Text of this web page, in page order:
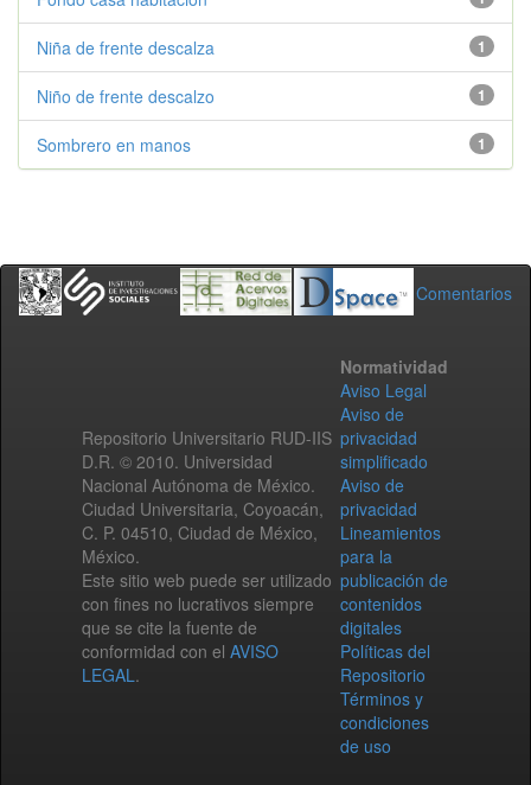
1
Niña de frente descalza
1
Niño de frente descalzo
1
Sombrero en manos
Comentarios
Repositorio Universitario RUD-IIS
D.R. © 2010. Universidad
Nacional Autónoma de México.
Ciudad Universitaria, Coyoacán,
C. P. 04510, Ciudad de México,
México.
Este sitio web puede ser utilizado
con fines no lucrativos siempre
que se cite la fuente de
conformidad con el AVISO
LEGAL.
Normatividad
Aviso Legal
Aviso de
privacidad
simplificado
Aviso de
privacidad
Lineamientos
para la
publicación de
contenidos
digitales
Políticas del
Repositorio
Términos y
condiciones
de uso